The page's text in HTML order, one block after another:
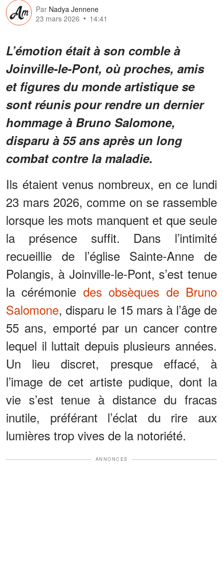
Par Nadya Jennene
23 mars 2026
14:41
L’émotion était à son comble à
Joinville-le-Pont, où proches, amis
et figures du monde artistique se
sont réunis pour rendre un dernier
hommage à Bruno Salomone,
disparu à 55 ans après un long
combat contre la maladie.
Ils étaient venus nombreux, en ce lundi
23 mars 2026, comme on se rassemble
lorsque les mots manquent et que seule
la présence suffit. Dans l’intimité
recueillie de l’église Sainte-Anne de
Polangis, à Joinville-le-Pont, s’est tenue
la cérémonie des obsèques de Bruno
Salomone, disparu le 15 mars à l’âge de
55 ans, emporté par un cancer contre
lequel il luttait depuis plusieurs années.
Un lieu discret, presque effacé, à
l’image de cet artiste pudique, dont la
vie s’est tenue à distance du fracas
inutile, préférant l’éclat du rire aux
lumières trop vives de la notoriété.
ANNONCES